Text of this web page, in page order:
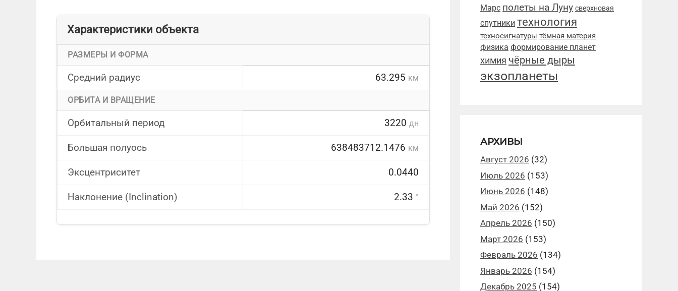
Характеристики объекта
РАЗМЕРЫ И ФОРМА
Средний радиус 63.295 км
ОРБИТА И ВРАЩЕНИЕ
Орбитальный период 3220 дн
Большая полуось 638483712.1476 км
Эксцентриситет 0.0440
Наклонение (Inclination) 2.33 °
Марс полеты на Луну сверхновая
спутники технология
техносигнатуры тёмная материя
физика формирование планет
химия чёрные дыры
экзопланеты
АРХИВЫ
Август 2026 (32)
Июль 2026 (153)
Июнь 2026 (148)
Май 2026 (152)
Апрель 2026 (150)
Март 2026 (153)
Февраль 2026 (134)
Январь 2026 (154)
Декабрь 2025 (154)